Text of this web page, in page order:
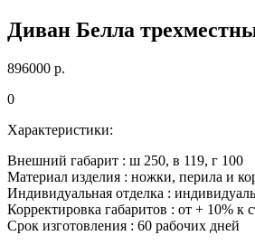
Диван Белла
896000 р.
0
Характеристики:
Внешний габарит : ш 250, в 119, г 100
Материал изделия : ножки, перила и
Индивидуальная отделка :
Корректировка габаритов : от + 10% к
Срок изготовления : 60 рабочих дней